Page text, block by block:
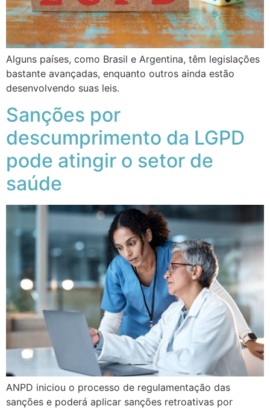
Alguns países, como Brasil e Argentina, têm legislações
bastante avançadas, enquanto outros ainda estão
desenvolvendo suas leis.
Sanções por
descumprimento da LGPD
pode atingir o setor de
saúde
ANPD iniciou o processo de regulamentação das
sanções e poderá aplicar sanções retroativas por